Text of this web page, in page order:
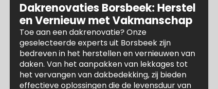
Dakrenovaties Borsbeek: Herstel
en Vernieuw met Vakmanschap
Toe aan een dakrenovatie? Onze
geselecteerde experts uit Borsbeek zijn
bedreven in het herstellen en vernieuwen van
daken. Van het aanpakken van lekkages tot
het vervangen van dakbedekking, zij bieden
effectieve oplossingen die de levensduur van